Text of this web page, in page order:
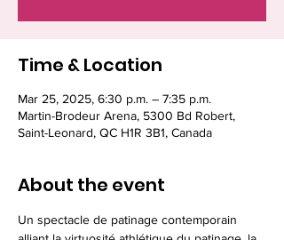
Time & Location
Mar 25, 2025, 6:30 p.m. – 7:35 p.m.
Martin-Brodeur Arena, 5300 Bd Robert,
Saint-Leonard, QC H1R 3B1, Canada
About the event
Un spectacle de patinage contemporain